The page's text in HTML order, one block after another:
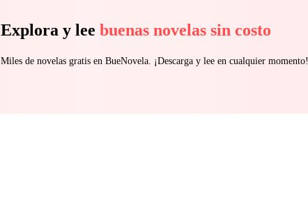
Explora y lee buenas novelas sin costo
Miles de novelas gratis en BueNovela. ¡Descarga y lee en cualquier momento!